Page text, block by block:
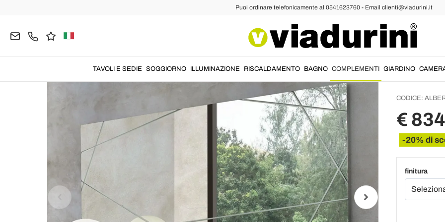
Puoi ordinare telefonicamente al 0541623760 - Email clienti@viadurini.it
TAVOLI E SEDIE SOGGIORNO ILLUMINAZIONE RISCALDAMENTO BAGNO COMPLEMENTI GIARDINO
-
CODICE:
€
-20% di
finitura